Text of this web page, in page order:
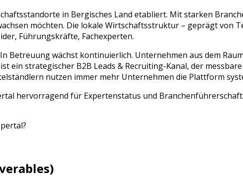
in Bergisches Land etabliert. Mit starken
möchten. Die lokale Wirtschaftsstruktur – geprägt von
Führungskräfte, Fachexperten.
Betreuungwächst kontinuierlich. Unternehmen aus dem Raum
ein strategischer B2B Leads & Recruiting-Kanal, der
nutzen immer mehr Unternehmen die Plattform
hervorragend für Expertenstatus und
?